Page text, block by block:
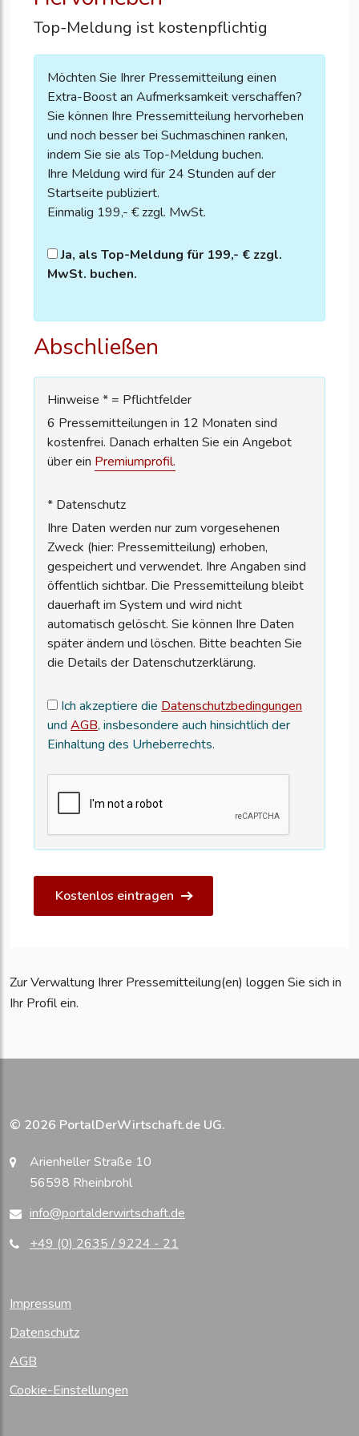
Top-Meldung ist kostenpflichtig
Möchten Sie Ihrer Pressemitteilung einen
Extra-Boost an Aufmerksamkeit verschaffen?
Sie können Ihre Pressemitteilung hervorheben
und noch besser bei Suchmaschinen ranken,
indem Sie sie als Top-Meldung buchen.
Ihre Meldung wird für 24 Stunden auf der
Startseite publiziert.
Einmalig 199,- € zzgl. MwSt.
Ja, als Top-Meldung für 199,- € zzgl.
MwSt. buchen.
Abschließen
Hinweise * = Pflichtfelder
6 Pressemitteilungen in 12 Monaten sind
kostenfrei. Danach erhalten Sie ein Angebot
über ein Premiumprofil.
* Datenschutz
Ihre Daten werden nur zum vorgesehenen
Zweck (hier: Pressemitteilung) erhoben,
gespeichert und verwendet. Ihre Angaben sind
öffentlich sichtbar. Die Pressemitteilung bleibt
dauerhaft im System und wird nicht
automatisch gelöscht. Sie können Ihre Daten
später ändern und löschen. Bitte beachten Sie
die Details der Datenschutzerklärung.
Ich akzeptiere die Datenschutzbedingungen
und AGB, insbesondere auch hinsichtlich der
Einhaltung des Urheberrechts.
Kostenlos eintragen
Zur Verwaltung Ihrer Pressemitteilung(en) loggen Sie sich in
Ihr Profil ein.
© 2026 PortalDerWirtschaft.de UG.
Arienheller Straße 10
56598 Rheinbrohl
info@portalderwirtschaft.de
+49 (0) 2635 / 9224 - 21
Impressum
Datenschutz
AGB
Cookie-Einstellungen